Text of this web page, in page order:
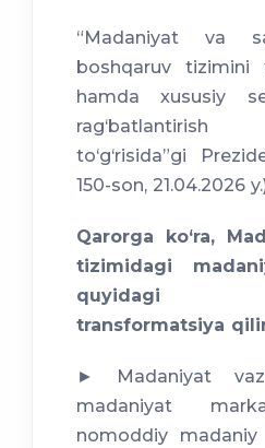
“Madaniyat va
boshqaruv tizimini
hamda xususiy
rag‘batlantirish
to‘g‘risida”gi
150-son, 21.04.2026
Qarorga ko‘ra,
tizimidagi
quyidagi
transformatsiya
► Madaniyat
madaniyat
nomoddiy madaniy